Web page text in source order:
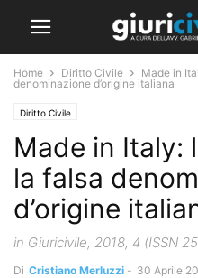
Home Diritto Civile
Made in
denominazione d’origine italiana
Diritto Civile
Made in Italy:
la falsa
d’origine
in Giuricivile, 2018, 4 (ISSN
Di Cristiano Merluzzi - 30 Aprile